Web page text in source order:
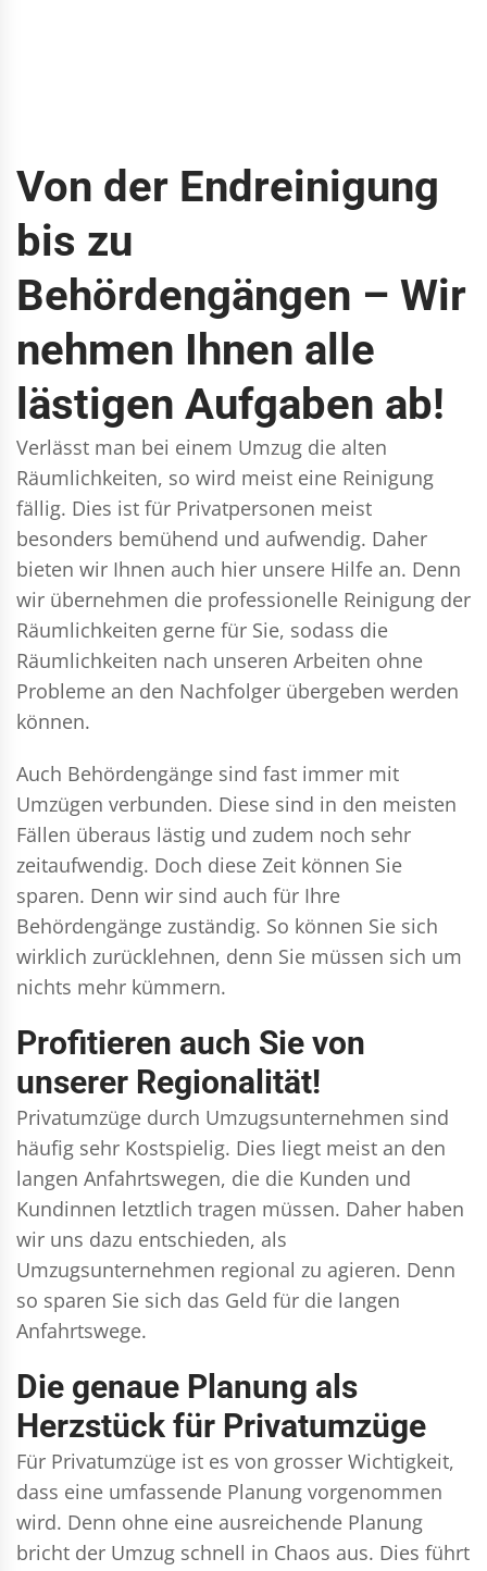
Von der Endreinigung
bis zu
Behördengängen – Wir
nehmen Ihnen alle
lästigen Aufgaben ab!
Verlässt man bei einem Umzug die alten
Räumlichkeiten, so wird meist eine Reinigung
fällig. Dies ist für Privatpersonen meist
besonders bemühend und aufwendig. Daher
bieten wir Ihnen auch hier unsere Hilfe an. Denn
wir übernehmen die professionelle Reinigung der
Räumlichkeiten gerne für Sie, sodass die
Räumlichkeiten nach unseren Arbeiten ohne
Probleme an den Nachfolger übergeben werden
können.
Auch Behördengänge sind fast immer mit
Umzügen verbunden. Diese sind in den meisten
Fällen überaus lästig und zudem noch sehr
zeitaufwendig. Doch diese Zeit können Sie
sparen. Denn wir sind auch für Ihre
Behördengänge zuständig. So können Sie sich
wirklich zurücklehnen, denn Sie müssen sich um
nichts mehr kümmern.
Profitieren auch Sie von
unserer Regionalität!
Privatumzüge durch Umzugsunternehmen sind
häufig sehr Kostspielig. Dies liegt meist an den
langen Anfahrtswegen, die die Kunden und
Kundinnen letztlich tragen müssen. Daher haben
wir uns dazu entschieden, als
Umzugsunternehmen regional zu agieren. Denn
so sparen Sie sich das Geld für die langen
Anfahrtswege.
Die genaue Planung als
Herzstück für Privatumzüge
Für Privatumzüge ist es von grosser Wichtigkeit,
dass eine umfassende Planung vorgenommen
wird. Denn ohne eine ausreichende Planung
bricht der Umzug schnell in Chaos aus. Dies führt